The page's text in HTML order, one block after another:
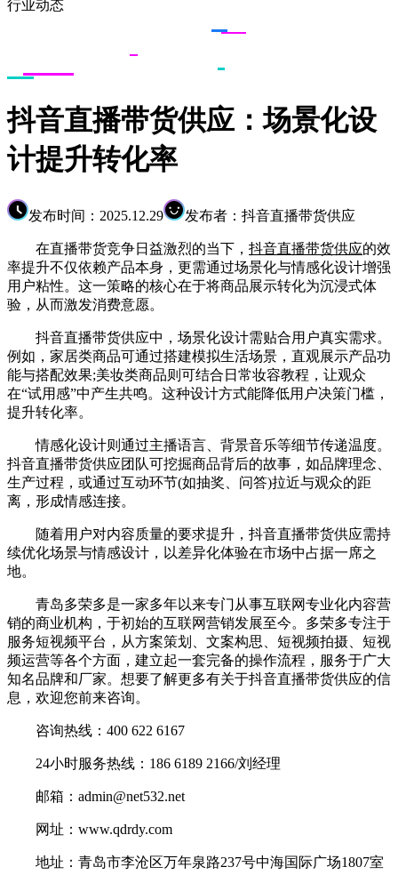
行业动态
抖音直播带货供应：场景化设
计提升转化率
发布时间：2025.12.29 发布者：抖音直播带货供应
在直播带货竞争日益激烈的当下， 抖音直播带货供应的效
率提升不仅依赖产品本身，更需通过场景化与情感化设计增强
用户粘性。这一策略的核心在于将商品展示转化为沉浸式体
验，从而激发消费意愿。
抖音直播带货供应中，场景化设计需贴合用户真实需求。
例如，家居类商品可通过搭建模拟生活场景，直观展示产品功
能与搭配效果;美妆类商品则可结合日常妆容教程，让观众
在“试用感”中产生共鸣。这种设计方式能降低用户决策门槛，
提升转化率。
情感化设计则通过主播语言、背景音乐等细节传递温度。
抖音直播带货供应团队可挖掘商品背后的故事，如品牌理念、
生产过程，或通过互动环节(如抽奖、问答)拉近与观众的距
离，形成情感连接。
随着用户对内容质量的要求提升，抖音直播带货供应需持
续优化场景与情感设计，以差异化体验在市场中占据一席之
地。
青岛多荣多是一家多年以来专门从事互联网专业化内容营
销的商业机构，于初始的互联网营销发展至今。多荣多专注于
服务短视频平台，从方案策划、文案构思、短视频拍摄、短视
频运营等各个方面，建立起一套完备的操作流程，服务于广大
知名品牌和厂家。想要了解更多有关于抖音直播带货供应的信
息，欢迎您前来咨询。
咨询热线：400 622 6167
24小时服务热线：186 6189 2166/刘经理
邮箱：admin@net532.net
网址：www.qdrdy.com
地址：青岛市李沧区万年泉路237号中海国际广场1807室